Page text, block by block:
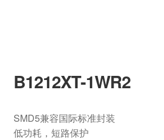
B1212XT-1WR2
SMD5兼容国际标准封装
低功耗，短路保护